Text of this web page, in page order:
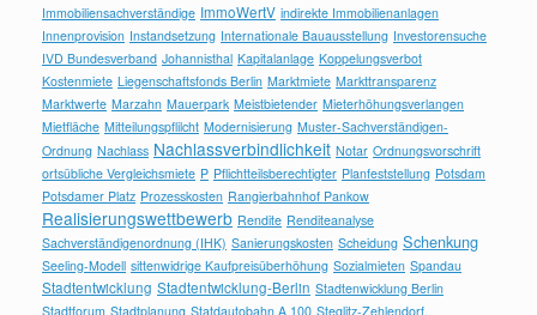
Immobiliensachverständige ImmoWertV indirekte Immobilienanlagen
Innenprovision Instandsetzung Internationale Bauausstellung Investorensuche
IVD Bundesverband Johannisthal Kapitalanlage Koppelungsverbot
Kostenmiete Liegenschaftsfonds Berlin Marktmiete Markttransparenz
Marktwerte Marzahn Mauerpark Meistbietender Mieterhöhungsverlangen
Mietfläche Mitteilungspflilcht Modernisierung Muster-Sachverständigen-
Ordnung Nachlass Nachlassverbindlichkeit Notar Ordnungsvorschrift
ortsübliche Vergleichsmiete P Pflichtteilsberechtigter Planfeststellung Potsdam
Potsdamer Platz Prozesskosten Rangierbahnhof Pankow
Realisierungswettbewerb Rendite Renditeanalyse
Sachverständigenordnung (IHK) Sanierungskosten Scheidung Schenkung
Seeling-Modell sittenwidrige Kaufpreisüberhöhung Sozialmieten Spandau
Stadtentwicklung Stadtentwicklung-Berlin Stadtenwicklung Berlin
Stadtforum Stadtplanung Statdautobahn A 100 Steglitz-Zehlendorf.